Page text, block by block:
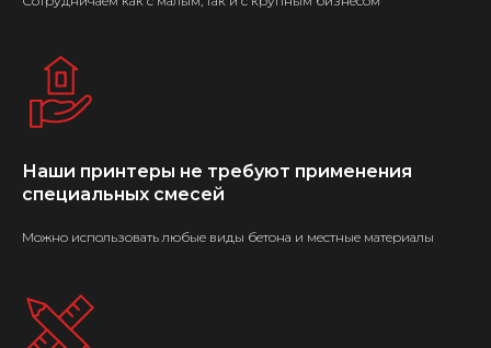
Наши принтеры не требуют применения
специальных смесей
Можно использовать любые виды бетона и местные материалы